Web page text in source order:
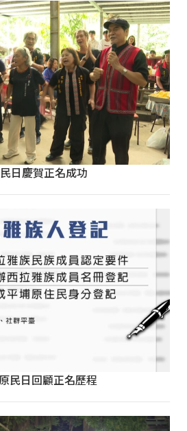
日慶賀正名成功
民日回顧正名歷程